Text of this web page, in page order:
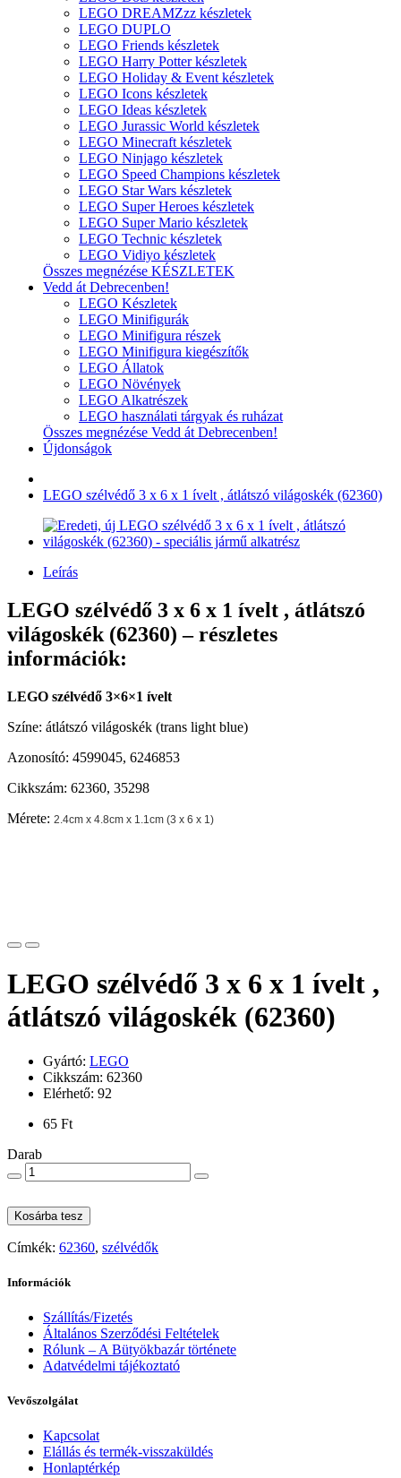
LEGO DREAMZzz készletek
LEGO DUPLO
LEGO Friends készletek
LEGO Harry Potter készletek
LEGO Holiday & Event készletek
LEGO Icons készletek
LEGO Ideas készletek
LEGO Jurassic World készletek
LEGO Minecraft készletek
LEGO Ninjago készletek
LEGO Speed Champions készletek
LEGO Star Wars készletek
LEGO Super Heroes készletek
LEGO Super Mario készletek
LEGO Technic készletek
LEGO Vidiyo készletek
Összes megnézése KÉSZLETEK
Vedd át Debrecenben!
LEGO Készletek
LEGO Minifigurák
LEGO Minifigura részek
LEGO Minifigura kiegészítők
LEGO Állatok
LEGO Növények
LEGO Alkatrészek
LEGO használati tárgyak és ruházat
Összes megnézése Vedd át Debrecenben!
Újdonságok
LEGO szélvédő 3 x 6 x 1 ívelt , átlátszó világoskék (62360)
Leírás
LEGO szélvédő 3 x 6 x 1 ívelt , átlátszó
világoskék (62360) – részletes
információk:
LEGO szélvédő 3×6×1 ívelt
Színe: átlátszó világoskék (trans light blue)
Azonosító: 4599045, 6246853
Cikkszám: 62360, 35298
Mérete: 2.4cm x 4.8cm x 1.1cm (3 x 6 x 1)
LEGO szélvédő 3 x 6 x 1 ívelt ,
átlátszó világoskék (62360)
Gyártó: LEGO
Cikkszám: 62360
Elérhető: 92
65 Ft
Darab
Kosárba tesz
Címkék: 62360, szélvédők
Információk
Szállítás/Fizetés
Általános Szerződési Feltételek
Rólunk – A Bütyökbazár története
Adatvédelmi tájékoztató
Vevőszolgálat
Kapcsolat
Elállás és termék-visszaküldés
Honlaptérkép